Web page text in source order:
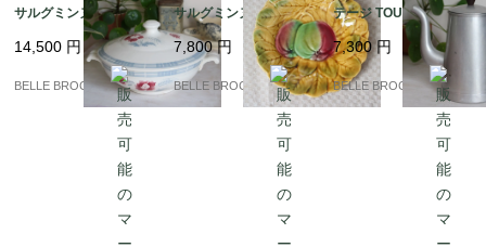
サルグミンヌ / CAROL
Eシリーズ 蓋付きレギ
ュミエ（スープボウ
ル） 赤い花とブルーチ
ェック｜フランス発送
（到着まで2-3週間）
14,500 円
BELLE BROCANTE
サルグミンヌ バルボテ
ィーヌ 飾り皿 リンゴと
葉の浮き彫り 19cm Sa
rreguemines｜フラン
ス発送（到着まで2-3週
7,800円
BELLE BROCANTE
テージ TOURNUS アル
ミ コーヒーポット 持ち
手ベークライト｜フラ
ンス発送（到着まで2-3
週間）
7,300円
BELLE BROCANTE